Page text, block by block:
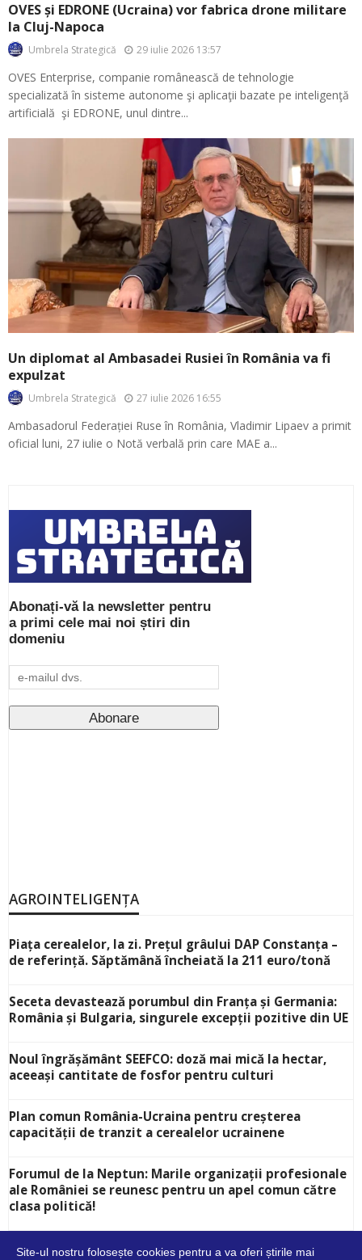
OVES și EDRONE (Ucraina) vor fabrica drone militare
la Cluj-Napoca
Umbrela Strategică 29 iulie 2026 13:57
OVES Enterprise, companie românească de tehnologie
specializată în sisteme autonome şi aplicaţii bazate pe inteligenţă
artificială şi EDRONE, unul dintre...
Un diplomat al Ambasadei Rusiei în România va fi
expulzat
Umbrela Strategică 27 iulie 2026 16:55
Ambasadorul Federației Ruse în România, Vladimir Lipaev a primit
oficial luni, 27 iulie o Notă verbală prin care MAE a...
Abonați-vă la newsletter pentru
a primi cele mai noi știri din
domeniu
AGROINTELIGENȚA
Piața cerealelor, la zi. Prețul grâului DAP Constanța –
de referință. Săptămână încheiată la 211 euro/tonă
Seceta devastează porumbul din Franța și Germania:
România și Bulgaria, singurele excepții pozitive din UE
Noul îngrășământ SEEFCO: doză mai mică la hectar,
aceeași cantitate de fosfor pentru culturi
Plan comun România-Ucraina pentru creșterea
capacității de tranzit a cerealelor ucrainene
Forumul de la Neptun: Marile organizații profesionale
ale României se reunesc pentru un apel comun către
clasa politică!
Site-ul nostru folosește cookies pentru a va oferi știrile mai